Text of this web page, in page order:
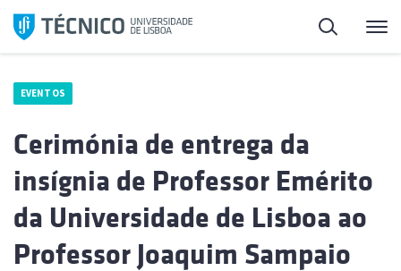
Saltar
para
Pesquisa
EVENTOS
Cerimónia de entrega da
insígnia de Professor Emérito
da Universidade de Lisboa ao
Professor Joaquim Sampaio